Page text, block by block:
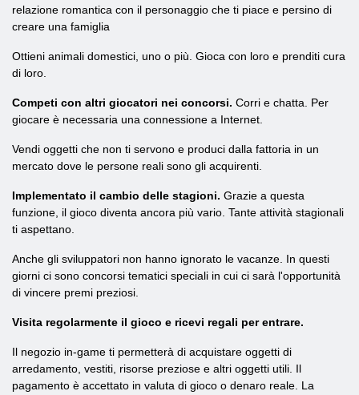
relazione romantica con il personaggio che ti piace e persino di
creare una famiglia
Ottieni animali domestici, uno o più. Gioca con loro e prenditi cura
di loro.
Competi con altri giocatori nei concorsi. Corri e chatta. Per
giocare è necessaria una connessione a Internet.
Vendi oggetti che non ti servono e produci dalla fattoria in un
mercato dove le persone reali sono gli acquirenti.
Implementato il cambio delle stagioni. Grazie a questa
funzione, il gioco diventa ancora più vario. Tante attività stagionali
ti aspettano.
Anche gli sviluppatori non hanno ignorato le vacanze. In questi
giorni ci sono concorsi tematici speciali in cui ci sarà l'opportunità
di vincere premi preziosi.
Visita regolarmente il gioco e ricevi regali per entrare.
Il negozio in-game ti permetterà di acquistare oggetti di
arredamento, vestiti, risorse preziose e altri oggetti utili. Il
pagamento è accettato in valuta di gioco o denaro reale. La